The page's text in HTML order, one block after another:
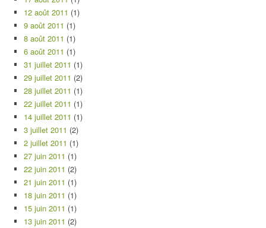
12 août 2011 (1)
9 août 2011 (1)
8 août 2011 (1)
6 août 2011 (1)
31 juillet 2011 (1)
29 juillet 2011 (2)
28 juillet 2011 (1)
22 juillet 2011 (1)
14 juillet 2011 (1)
3 juillet 2011 (2)
2 juillet 2011 (1)
27 juin 2011 (1)
22 juin 2011 (2)
21 juin 2011 (1)
18 juin 2011 (1)
15 juin 2011 (1)
13 juin 2011 (2)